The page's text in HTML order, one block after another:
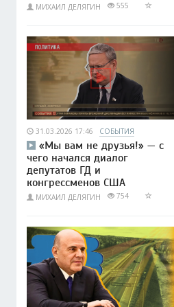
МИХАИЛ ДЕЛЯГИН 555
31.03.2026 17:46 СОБЫТИЯ
«Мы вам не друзья!» — с
чего начался диалог
депутатов ГД и
конгрессменов США
МИХАИЛ ДЕЛЯГИН 754